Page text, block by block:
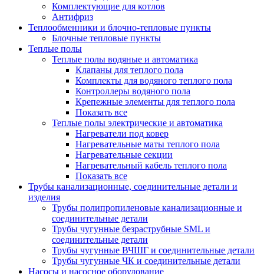
Комплектующие для котлов
Антифриз
Теплообменники и блочно-тепловые пункты
Блочные тепловые пункты
Теплые полы
Теплые полы водяные и автоматика
Клапаны для теплого пола
Комплекты для водяного теплого пола
Контроллеры водяного пола
Крепежные элементы для теплого пола
Показать все
Теплые полы электрические и автоматика
Нагреватели под ковер
Нагревательные маты теплого пола
Нагревательные секции
Нагревательный кабель теплого пола
Показать все
Трубы канализационные, соединительные детали и
изделия
Трубы полипропиленовые канализационные и
соединительные детали
Трубы чугунные безраструбные SML и
соединительные детали
Трубы чугунные ВЧШГ и соединительные детали
Трубы чугунные ЧК и соединительные детали
Насосы и насосное оборудование